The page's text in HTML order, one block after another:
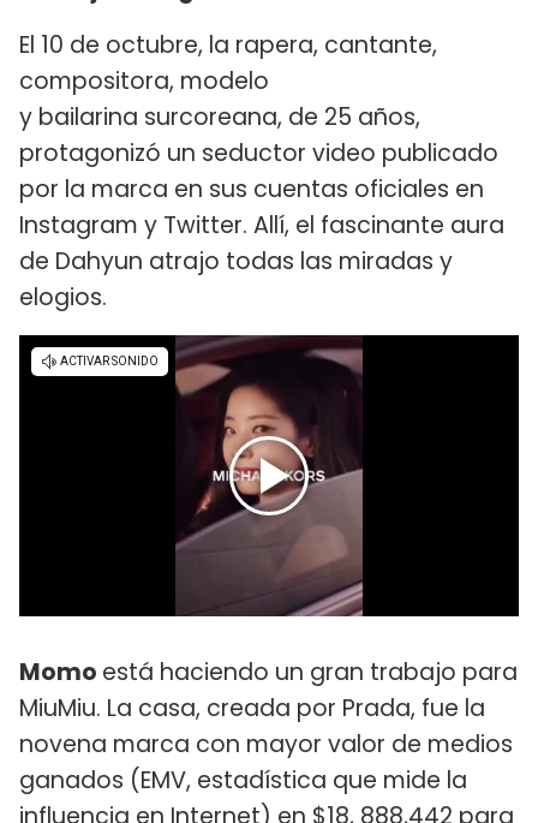
El 10 de octubre, la rapera, cantante,
compositora, modelo
y bailarina surcoreana, de 25 años,
protagonizó un seductor video publicado
por la marca en sus cuentas oficiales en
Instagram y Twitter. Allí, el fascinante aura
de Dahyun atrajo todas las miradas y
elogios.
Momo está haciendo un gran trabajo para
MiuMiu. La casa, creada por Prada, fue la
novena marca con mayor valor de medios
ganados (EMV, estadística que mide la
influencia en Internet) en $18, 888,442 para